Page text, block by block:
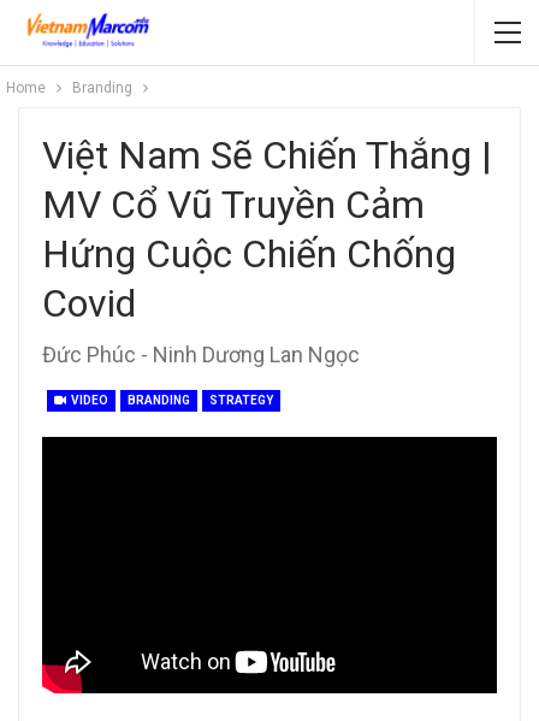
Home Branding
Việt Nam Sẽ Chiến Thắng |
MV Cổ Vũ Truyền Cảm
Hứng Cuộc Chiến Chống
Covid
Đức Phúc - Ninh Dương Lan Ngọc
VIDEO BRANDING STRATEGY